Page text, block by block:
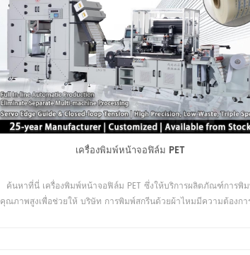
เครื่องพิมพ์หน้าจอฟิล์ม PET
ค้นหาที่นี่ เครื่องพิมพ์หน้าจอฟิล์ม PET ซึ่งให้บริการผลิตภัณฑ์การพิ
คุณภาพสูงเพื่อช่วยให้ บริษัท การพิมพ์สกรีนด้วยผ้าไหมมีความต้องกา